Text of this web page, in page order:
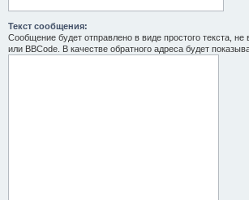
Текст сообщения:
Сообщение будет отправлено в виде простого текста, не
или BBCode. В качестве обратного адреса будет